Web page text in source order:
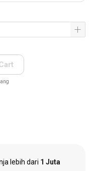
To Cart
lebih dari 1 Juta